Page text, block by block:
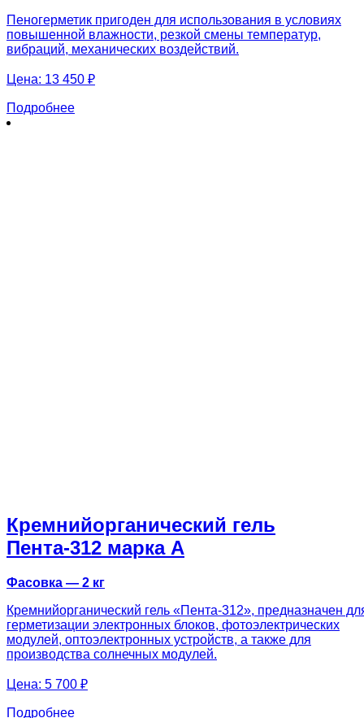
Пеногерметик пригоден для использования в условиях
повышенной влажности, резкой смены температур,
вибраций, механических воздействий.
Цена: 13 450 ₽
Подробнее
Кремнийорганический гель
Пента-312 марка А
Фасовка — 2 кг
Кремнийорганический гель «Пента-312», предназначен
герметизации электронных блоков, фотоэлектрических
модулей, оптоэлектронных устройств, а также для
производства солнечных модулей.
Цена: 5 700 ₽
Подробнее